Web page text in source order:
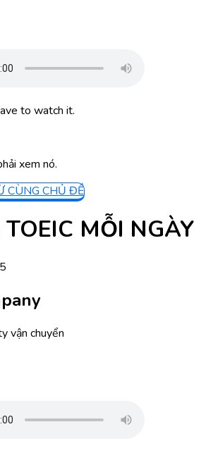
to watch it.
xem nó.
CÙNG CHỦ ĐỀ
MỖI NGÀY
vận chuyển